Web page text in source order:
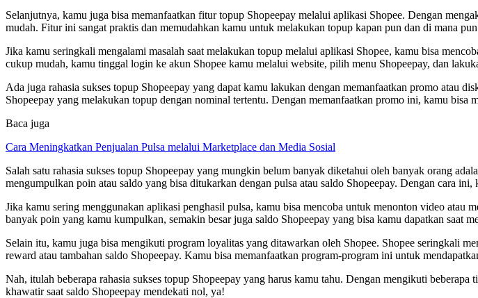
Selanjutnya, kamu juga bisa memanfaatkan fitur topup Shopeepay melalui aplikasi Shopee. Dengan
mudah. Fitur ini sangat praktis dan memudahkan kamu untuk melakukan topup kapan pun dan di mana
Jika kamu seringkali mengalami masalah saat melakukan topup melalui aplikasi Shopee, kamu bisa
cukup mudah, kamu tinggal login ke akun Shopee kamu melalui website, pilih menu Shopeepay, dan
Ada juga rahasia sukses topup Shopeepay yang dapat kamu lakukan dengan memanfaatkan promo atau
Shopeepay yang melakukan topup dengan nominal tertentu. Dengan memanfaatkan promo ini, kamu
Baca juga
Cara Meningkatkan Penjualan Pulsa melalui Marketplace dan Media Sosial
Salah satu rahasia sukses topup Shopeepay yang mungkin belum banyak diketahui oleh banyak orang
mengumpulkan poin atau saldo yang bisa ditukarkan dengan pulsa atau saldo Shopeepay. Dengan cara ini,
Jika kamu sering menggunakan aplikasi penghasil pulsa, kamu bisa mencoba untuk menonton video
banyak poin yang kamu kumpulkan, semakin besar juga saldo Shopeepay yang bisa kamu dapatkan saat
Selain itu, kamu juga bisa mengikuti program loyalitas yang ditawarkan oleh Shopee. Shopee seringkali
reward atau tambahan saldo Shopeepay. Kamu bisa memanfaatkan program-program ini untuk
Nah, itulah beberapa rahasia sukses topup Shopeepay yang harus kamu tahu. Dengan mengikuti
khawatir saat saldo Shopeepay mendekati nol, ya!